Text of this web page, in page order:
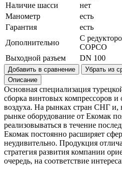
Наличие шасси
нет
Манометр
есть
Гарантия
есть
Дополнительно
С
COPCO
Выходной разъем
DN 100
Добавить в сравнение
Убрать из
Описание
Основная специализация
сборка винтовых компрессоров и
воздуха. На рынках стран СНГ и,
рынке оборудование от Екомак
реализовываться в течение
Екомак постоянно расширяет
неудивительно. Продукция
стратегия развития компании
очередь, на соответствие